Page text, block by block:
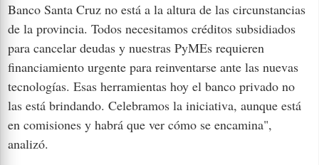
Banco Santa Cruz no está a la altura de las circunstancias
de la provincia. Todos necesitamos créditos subsidiados
para cancelar deudas y nuestras PyMEs requieren
financiamiento urgente para reinventarse ante las nuevas
tecnologías. Esas herramientas hoy el banco privado no
las está brindando. Celebramos la iniciativa, aunque está
en comisiones y habrá que ver cómo se encamina",
analizó.